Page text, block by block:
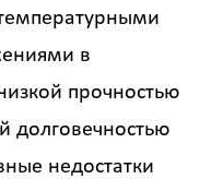
в
прочностью
долговечностью
недостатки